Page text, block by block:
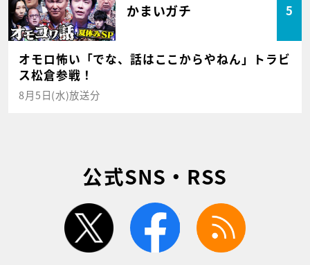
かまいガチ 5
オモロ怖い「でな、話はここからやねん」トラビ
ス松倉参戦！
8月5日(水)放送分
公式SNS・RSS
twitter facebook